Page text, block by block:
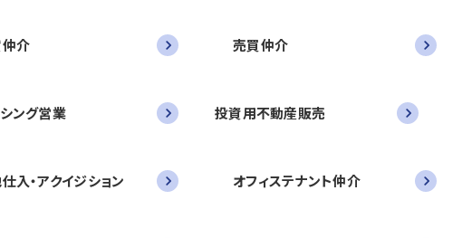
介 売買仲介
ング営業 投資用不動産販売
入・アクイジション オフィステナント仲介